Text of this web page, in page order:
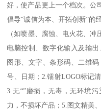
好，使产品更上一个档次。公
倡导“诚信为本、开拓创新”的
（如喷墨、腐蚀、电火花、
电脑控制、数字化输入及输
图形、文字、条形码、二维
号、日期；2.镭射LOGO标记
3.无“”磨损，无毒，无环境
力，不损坏产品；5.图文精美